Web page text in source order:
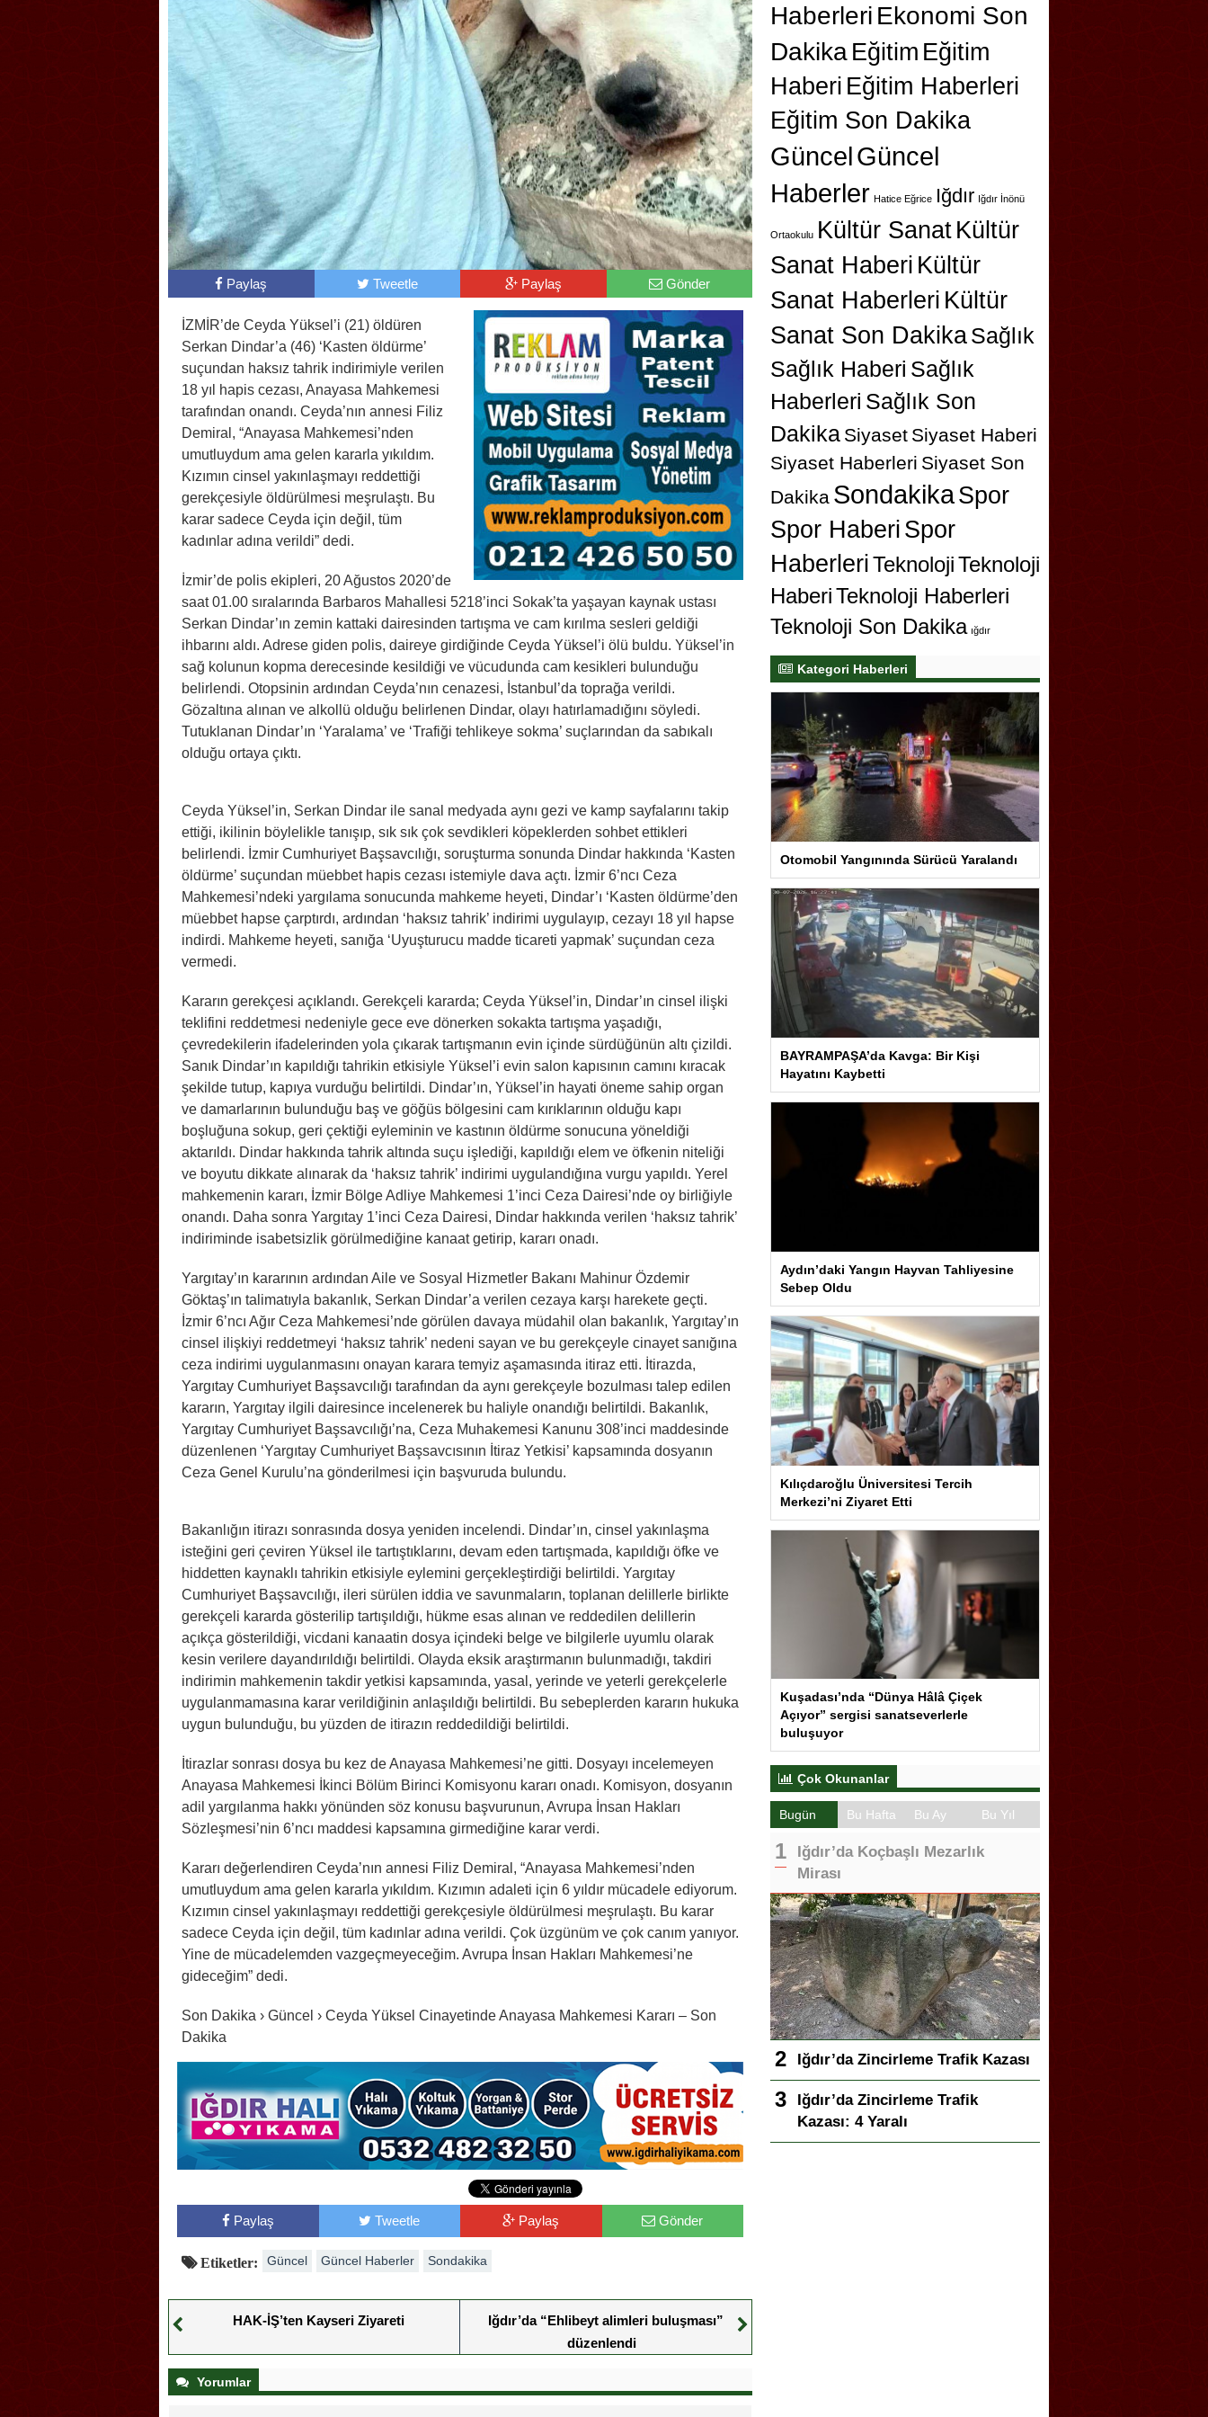
Paylaş Tweetle Paylaş Gönder
İZMİR’de Ceyda Yüksel’i (21) öldüren
Serkan Dindar’a (46) ‘Kasten öldürme’
suçundan haksız tahrik indirimiyle verilen
18 yıl hapis cezası, Anayasa Mahkemesi
tarafından onandı. Ceyda’nın annesi Filiz
Demiral, “Anayasa Mahkemesi’nden
umutluydum ama gelen kararla yıkıldım.
Kızımın cinsel yakınlaşmayı reddettiği
gerekçesiyle öldürülmesi meşrulaştı. Bu
karar sadece Ceyda için değil, tüm
kadınlar adına verildi” dedi.
İzmir’de polis ekipleri, 20 Ağustos 2020’de
saat 01.00 sıralarında Barbaros Mahallesi 5218’inci Sokak’ta yaşayan kaynak ustası
Serkan Dindar’ın zemin kattaki dairesinden tartışma ve cam kırılma sesleri geldiği
ihbarını aldı. Adrese giden polis, daireye girdiğinde Ceyda Yüksel’i ölü buldu. Yüksel’in
sağ kolunun kopma derecesinde kesildiği ve vücudunda cam kesikleri bulunduğu
belirlendi. Otopsinin ardından Ceyda’nın cenazesi, İstanbul’da toprağa verildi.
Gözaltına alınan ve alkollü olduğu belirlenen Dindar, olayı hatırlamadığını söyledi.
Tutuklanan Dindar’ın ‘Yaralama’ ve ‘Trafiği tehlikeye sokma’ suçlarından da sabıkalı
olduğu ortaya çıktı.
Ceyda Yüksel’in, Serkan Dindar ile sanal medyada aynı gezi ve kamp sayfalarını takip
ettiği, ikilinin böylelikle tanışıp, sık sık çok sevdikleri köpeklerden sohbet ettikleri
belirlendi. İzmir Cumhuriyet Başsavcılığı, soruşturma sonunda Dindar hakkında ‘Kasten
öldürme’ suçundan müebbet hapis cezası istemiyle dava açtı. İzmir 6’ncı Ceza
Mahkemesi’ndeki yargılama sonucunda mahkeme heyeti, Dindar’ı ‘Kasten öldürme’den
müebbet hapse çarptırdı, ardından ‘haksız tahrik’ indirimi uygulayıp, cezayı 18 yıl hapse
indirdi. Mahkeme heyeti, sanığa ‘Uyuşturucu madde ticareti yapmak’ suçundan ceza
vermedi.
Kararın gerekçesi açıklandı. Gerekçeli kararda; Ceyda Yüksel’in, Dindar’ın cinsel ilişki
teklifini reddetmesi nedeniyle gece eve dönerken sokakta tartışma yaşadığı,
çevredekilerin ifadelerinden yola çıkarak tartışmanın evin içinde sürdüğünün altı çizildi.
Sanık Dindar’ın kapıldığı tahrikin etkisiyle Yüksel’i evin salon kapısının camını kıracak
şekilde tutup, kapıya vurduğu belirtildi. Dindar’ın, Yüksel’in hayati öneme sahip organ
ve damarlarının bulunduğu baş ve göğüs bölgesini cam kırıklarının olduğu kapı
boşluğuna sokup, geri çektiği eyleminin ve kastının öldürme sonucuna yöneldiği
aktarıldı. Dindar hakkında tahrik altında suçu işlediği, kapıldığı elem ve öfkenin niteliği
ve boyutu dikkate alınarak da ‘haksız tahrik’ indirimi uygulandığına vurgu yapıldı. Yerel
mahkemenin kararı, İzmir Bölge Adliye Mahkemesi 1’inci Ceza Dairesi’nde oy birliğiyle
onandı. Daha sonra Yargıtay 1’inci Ceza Dairesi, Dindar hakkında verilen ‘haksız tahrik’
indiriminde isabetsizlik görülmediğine kanaat getirip, kararı onadı.
Yargıtay’ın kararının ardından Aile ve Sosyal Hizmetler Bakanı Mahinur Özdemir
Göktaş’ın talimatıyla bakanlık, Serkan Dindar’a verilen cezaya karşı harekete geçti.
İzmir 6’ncı Ağır Ceza Mahkemesi’nde görülen davaya müdahil olan bakanlık, Yargıtay’ın
cinsel ilişkiyi reddetmeyi ‘haksız tahrik’ nedeni sayan ve bu gerekçeyle cinayet sanığına
ceza indirimi uygulanmasını onayan karara temyiz aşamasında itiraz etti. İtirazda,
Yargıtay Cumhuriyet Başsavcılığı tarafından da aynı gerekçeyle bozulması talep edilen
kararın, Yargıtay ilgili dairesince incelenerek bu haliyle onandığı belirtildi. Bakanlık,
Yargıtay Cumhuriyet Başsavcılığı’na, Ceza Muhakemesi Kanunu 308’inci maddesinde
düzenlenen ‘Yargıtay Cumhuriyet Başsavcısının İtiraz Yetkisi’ kapsamında dosyanın
Ceza Genel Kurulu’na gönderilmesi için başvuruda bulundu.
Bakanlığın itirazı sonrasında dosya yeniden incelendi. Dindar’ın, cinsel yakınlaşma
isteğini geri çeviren Yüksel ile tartıştıklarını, devam eden tartışmada, kapıldığı öfke ve
hiddetten kaynaklı tahrikin etkisiyle eylemini gerçekleştirdiği belirtildi. Yargıtay
Cumhuriyet Başsavcılığı, ileri sürülen iddia ve savunmaların, toplanan delillerle birlikte
gerekçeli kararda gösterilip tartışıldığı, hükme esas alınan ve reddedilen delillerin
açıkça gösterildiği, vicdani kanaatin dosya içindeki belge ve bilgilerle uyumlu olarak
kesin verilere dayandırıldığı belirtildi. Olayda eksik araştırmanın bulunmadığı, takdiri
indirimin mahkemenin takdir yetkisi kapsamında, yasal, yerinde ve yeterli gerekçelerle
uygulanmamasına karar verildiğinin anlaşıldığı belirtildi. Bu sebeplerden kararın hukuka
uygun bulunduğu, bu yüzden de itirazın reddedildiği belirtildi.
İtirazlar sonrası dosya bu kez de Anayasa Mahkemesi’ne gitti. Dosyayı incelemeyen
Anayasa Mahkemesi İkinci Bölüm Birinci Komisyonu kararı onadı. Komisyon, dosyanın
adil yargılanma hakkı yönünden söz konusu başvurunun, Avrupa İnsan Hakları
Sözleşmesi’nin 6’ncı maddesi kapsamına girmediğine karar verdi.
Kararı değerlendiren Ceyda’nın annesi Filiz Demiral, “Anayasa Mahkemesi’nden
umutluydum ama gelen kararla yıkıldım. Kızımın adaleti için 6 yıldır mücadele ediyorum.
Kızımın cinsel yakınlaşmayı reddettiği gerekçesiyle öldürülmesi meşrulaştı. Bu karar
sadece Ceyda için değil, tüm kadınlar adına verildi. Çok üzgünüm ve çok canım yanıyor.
Yine de mücadelemden vazgeçmeyeceğim. Avrupa İnsan Hakları Mahkemesi’ne
gideceğim” dedi.
Son Dakika › Güncel › Ceyda Yüksel Cinayetinde Anayasa Mahkemesi Kararı – Son
Dakika
Paylaş Tweetle Paylaş Gönder
Etiketler: Güncel Güncel Haberler Sondakika
HAK-İŞ’ten Kayseri Ziyareti
Iğdır’da “Ehlibeyt alimleri buluşması”
düzenlendi
Yorumlar
Haberleri Ekonomi Son
Dakika Eğitim Eğitim
Haberi Eğitim Haberleri
Eğitim Son Dakika
GüncelGüncel
Haberler Hatice Eğrice Iğdır Iğdır İnönü
Ortaokulu Kültür SanatKültür
Sanat Haberi Kültür
Sanat Haberleri Kültür
Sanat Son DakikaSağlık
Sağlık Haberi Sağlık
Haberleri Sağlık Son
Dakika Siyaset Siyaset Haberi
Siyaset Haberleri Siyaset Son
Dakika SondakikaSpor
Spor Haberi Spor
HaberleriTeknolojiTeknoloji
HaberiTeknoloji Haberleri
Teknoloji Son Dakika ığdır
Kategori Haberleri
Otomobil Yangınında Sürücü Yaralandı
BAYRAMPAŞA’da Kavga: Bir Kişi
Hayatını Kaybetti
Aydın’daki Yangın Hayvan Tahliyesine
Sebep Oldu
Kılıçdaroğlu Üniversitesi Tercih
Merkezi’ni Ziyaret Etti
Kuşadası’nda “Dünya Hâlâ Çiçek
Açıyor” sergisi sanatseverlerle
buluşuyor
Çok Okunanlar
Bugün Bu Hafta Bu Ay Bu Yıl
Iğdır’da Koçbaşlı Mezarlık
Mirası
Iğdır’da Zincirleme Trafik Kazası
Iğdır’da Zincirleme Trafik
Kazası: 4 Yaralı